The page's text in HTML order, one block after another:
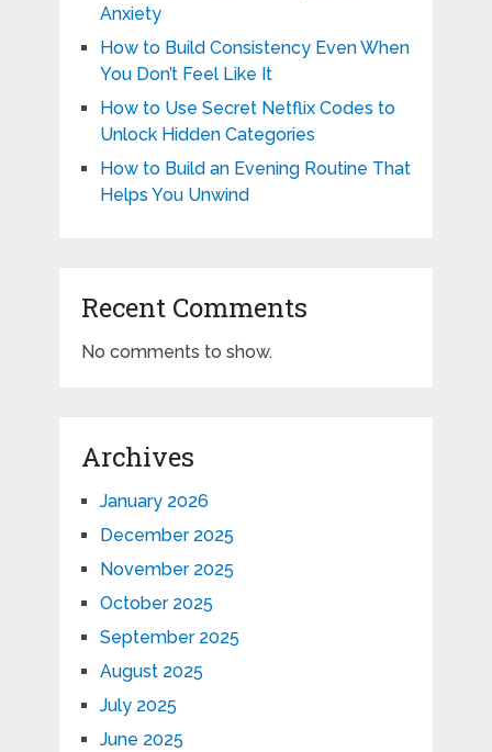
Anxiety
How to Build Consistency Even When
You Don’t Feel Like It
How to Use Secret Netflix Codes to
Unlock Hidden Categories
How to Build an Evening Routine That
Helps You Unwind
Recent Comments
No comments to show.
Archives
January 2026
December 2025
November 2025
October 2025
September 2025
August 2025
July 2025
June 2025